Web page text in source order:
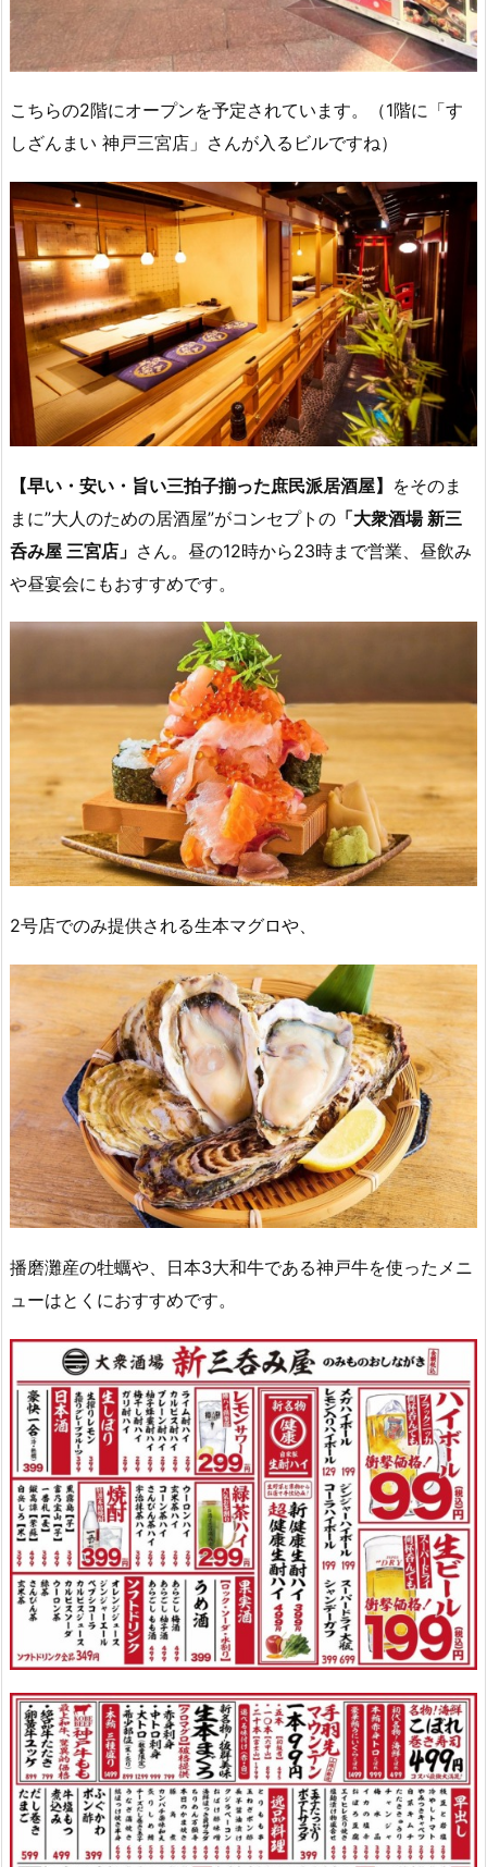
こちらの2階にオープンを予定されています。（1階に「す
しざんまい 神戸三宮店」さんが入るビルですね）
【早い・安い・旨い三拍子揃った庶民派居酒屋】 をそのま
まに”大人のための居酒屋”がコンセプトの 「大衆酒場 新三
呑み屋 三宮店」 さん。昼の12時から23時まで営業、昼飲み
や昼宴会にもおすすめです。
2号店でのみ提供される生本マグロや、
播磨灘産の牡蠣や、日本3大和牛である神戸牛を使ったメニ
ューはとくにおすすめです。